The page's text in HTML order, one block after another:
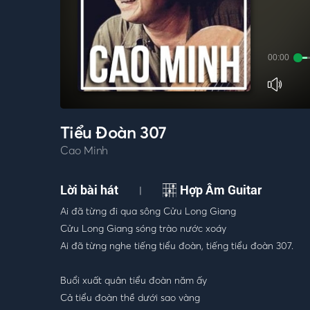
00:00
Tiểu Đoàn 307
Cao Minh
Lời bài hát | Hợp Âm Guitar
Ai đã từng đi qua sông Cửu Long Giang
Cửu Long Giang sóng trào nước xoáy
Ai đã từng nghe tiếng tiểu đoàn, tiếng tiểu đoàn 307.
Buổi xuất quân tiểu đoàn năm ấy
Cả tiểu đoàn thề dưới sao vàng